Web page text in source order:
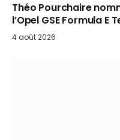
Théo Pourchaire
l’Opel GSE Formula E
4 août 2026